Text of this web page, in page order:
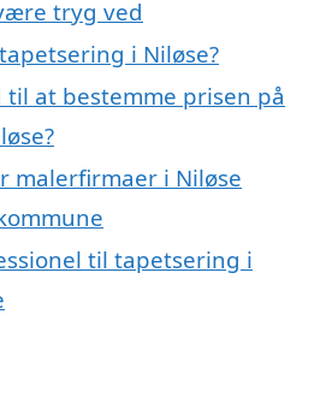
tryg ved
i Niløse?
til at bestemme prisen på
malerfirmaer i Niløse
til tapetsering i